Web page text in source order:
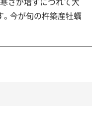
。今が旬の杵築産牡蠣